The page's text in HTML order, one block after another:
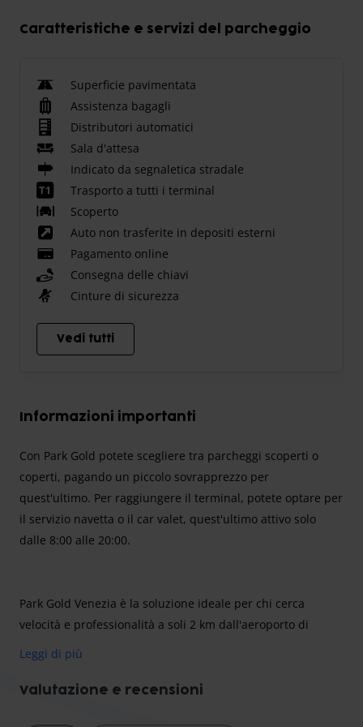
Caratteristiche e servizi del parcheggio
Superficie pavimentata
Assistenza bagagli
Distributori automatici
Sala d'attesa
Indicato da segnaletica stradale
Trasporto a tutti i terminal
Scoperto
Auto non trasferite in depositi esterni
Pagamento online
Consegna delle chiavi
Cinture di sicurezza
Vedi tutti
Informazioni importanti
Con Park Gold potete scegliere tra parcheggi scoperti o
coperti, pagando un piccolo sovrapprezzo per
quest'ultimo. Per raggiungere il terminal, potete optare per
il servizio navetta o il car valet, quest'ultimo attivo solo
dalle 8:00 alle 20:00.
Park Gold Venezia è la soluzione ideale per chi cerca
velocità e professionalità a soli 2 km dall'aeroporto di
minuti. Vi ricordiamo che le tariffe visualizzate sono
Leggi di più
Valutazione e recensioni